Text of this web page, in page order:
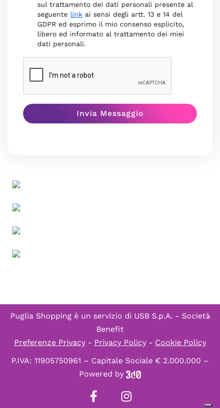
sul trattamento dei dati personali presente al
seguente link ai sensi degli artt. 13 e 14 del
GDPR ed esprimo il mio consenso esplicito,
libero ed informato al trattamento dei miei
dati personali.
Puglia Shopping è un servizio di USB S.p.A. - Società
Benefit
Preferenze Privacy- Privacy Policy- Cookie Policy
P.IVA: 11905750961 – Capitale Sociale € 2.000.000 –
Powered by